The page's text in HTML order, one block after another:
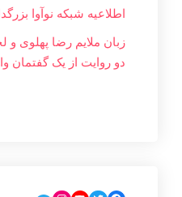
اطلاعیه شبکه نوآوا
زبان ملایم‌ رضا پهلوی و
دو روایت از یک گفتمان